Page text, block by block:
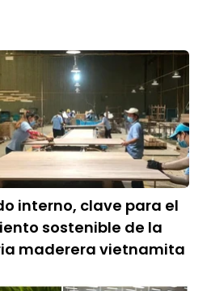
interno, clave para el
sostenible de la
maderera vietnamita